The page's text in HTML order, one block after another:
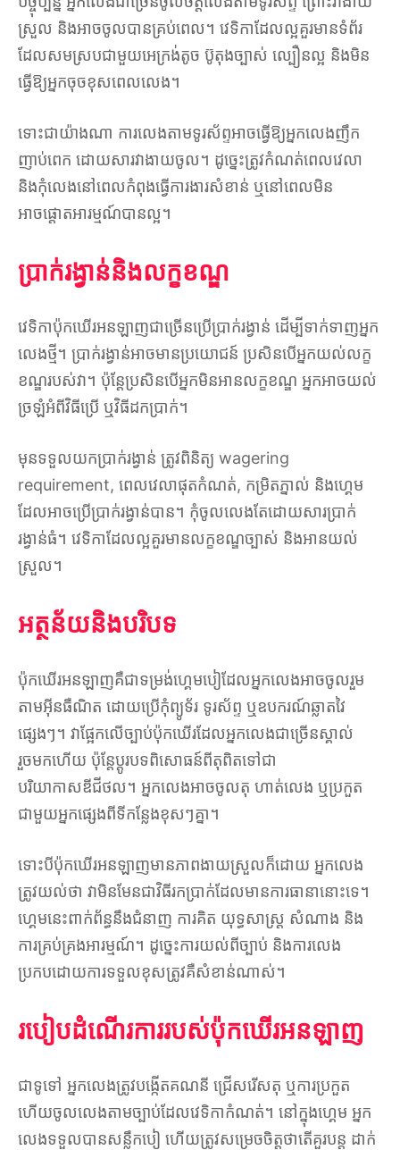
ស្រួល និងអាចចូលបានគ្រប់ពេល។ វេទិកាដែលល្អគួរមានទំព័រ
ដែលសមស្របជាមួយអេក្រង់តូច ប៊ូតុងច្បាស់ ល្បឿនល្អ និងមិន
ធ្វើឱ្យអ្នកចុចខុសពេលលេង។
ទោះជាយ៉ាងណា ការលេងតាមទូរស័ព្ទអាចធ្វើឱ្យអ្នកលេងញឹក
ញាប់ពេក ដោយសារវាងាយចូល។ ដូច្នេះត្រូវកំណត់ពេលវេលា
និងកុំលេងនៅពេលកំពុងធ្វើការងារសំខាន់ ឬនៅពេលមិន
អាចផ្តោតអារម្មណ៍បានល្អ។
ប្រាក់រង្វាន់និងលក្ខខណ្ឌ
វេទិកាប៉ុកឃើរអនឡាញជាច្រើនប្រើប្រាក់រង្វាន់ ដើម្បីទាក់ទាញអ្នក
លេងថ្មី។ ប្រាក់រង្វាន់អាចមានប្រយោជន៍ ប្រសិនបើអ្នកយល់លក្ខ
ខណ្ឌរបស់វា។ ប៉ុន្តែប្រសិនបើអ្នកមិនអានលក្ខខណ្ឌ អ្នកអាចយល់
ច្រឡំអំពីវិធីប្រើ ឬវិធីដកប្រាក់។
មុនទទួលយកប្រាក់រង្វាន់ ត្រូវពិនិត្យ wagering
requirement, ពេលវេលាផុតកំណត់, កម្រិតភ្នាល់ និងហ្គេម
ដែលអាចប្រើប្រាក់រង្វាន់បាន។ កុំចូលលេងតែដោយសារប្រាក់
រង្វាន់ធំ។ វេទិកាដែលល្អគួរមានលក្ខខណ្ឌច្បាស់ និងអានយល់
ស្រួល។
អត្ថន័យនិងបរិបទ
ប៉ុកឃើរអនឡាញគឺជាទម្រង់ហ្គេមបៀដែលអ្នកលេងអាចចូលរួម
តាមអ៊ីនធឺណិត ដោយប្រើកុំព្យូទ័រ ទូរស័ព្ទ ឬឧបករណ៍ឆ្លាតវៃ
ផ្សេងៗ។ វាផ្អែកលើច្បាប់ប៉ុកឃើរដែលអ្នកលេងជាច្រើនស្គាល់
រួចមកហើយ ប៉ុន្តែប្តូរបទពិសោធន៍ពីតុពិតទៅជា
បរិយាកាសឌីជីថល។ អ្នកលេងអាចចូលតុ ហាត់លេង ឬប្រកួត
ជាមួយអ្នកផ្សេងពីទីកន្លែងខុសៗគ្នា។
ទោះបីប៉ុកឃើរអនឡាញមានភាពងាយស្រួលក៏ដោយ អ្នកលេង
ត្រូវយល់ថា វាមិនមែនជាវិធីរកប្រាក់ដែលមានការធានានោះទេ។
ហ្គេមនេះពាក់ព័ន្ធនឹងជំនាញ ការគិត យុទ្ធសាស្រ្ត សំណាង និង
ការគ្រប់គ្រងអារម្មណ៍។ ដូច្នេះការយល់ពីច្បាប់ និងការលេង
ប្រកបដោយការទទួលខុសត្រូវគឺសំខាន់ណាស់។
របៀបដំណើរការរបស់ប៉ុកឃើរអនឡាញ
ជាទូទៅ អ្នកលេងត្រូវបង្កើតគណនី ជ្រើសរើសតុ ឬការប្រកួត
ហើយចូលលេងតាមច្បាប់ដែលវេទិកាកំណត់។ នៅក្នុងហ្គេម អ្នក
លេងទទួលបានសន្លឹកបៀ ហើយត្រូវសម្រេចចិត្តថាតើគួរបន្ត ដាក់